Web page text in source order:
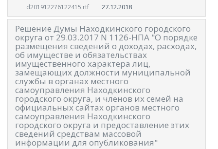
d201912276122415.rtf 27.12.2018
Решение Думы Находкинского городского
округа от 29.03.2017 N 1126-НПА "О порядке
размещения сведений о доходах, расходах,
об имуществе и обязательствах
имущественного характера лиц,
замещающих должности муниципальной
службы в органах местного
самоуправления Находкинского
городского округа, и членов их семей на
официальных сайтах органов местного
самоуправления Находкинского
городского округа и предоставление этих
сведений средствам массовой
информации для опубликования"